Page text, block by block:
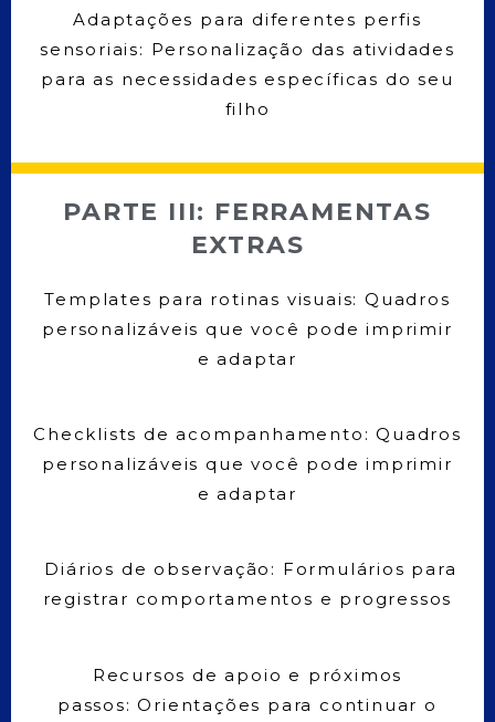
Adaptações para diferentes perfis
sensoriais: Personalização das atividades
para as necessidades específicas do seu
filho
PARTE III: FERRAMENTAS
EXTRAS
Templates para rotinas visuais: Quadros
personalizáveis que você pode imprimir
e adaptar
Checklists de acompanhamento: Quadros
personalizáveis que você pode imprimir
e adaptar
Diários de observação: Formulários para
registrar comportamentos e progressos
Recursos de apoio e próximos
passos: Orientações para continuar o